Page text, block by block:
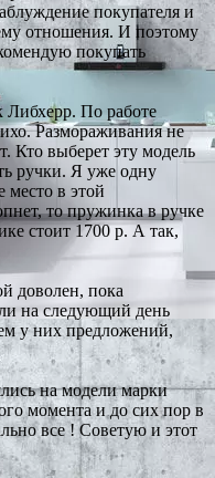
покупателя и
отношения. И поэтому
покупать
Либхерр. По работе
Размораживания не
Кто выберет эту модель
ручки. Я уже одну
место в этой
то пружинка в ручке
стоит 1700 р. А так,
доволен, пока
на следующий день
у них предложений,
на модели марки
момента и до сих пор в
все ! Советую и этот